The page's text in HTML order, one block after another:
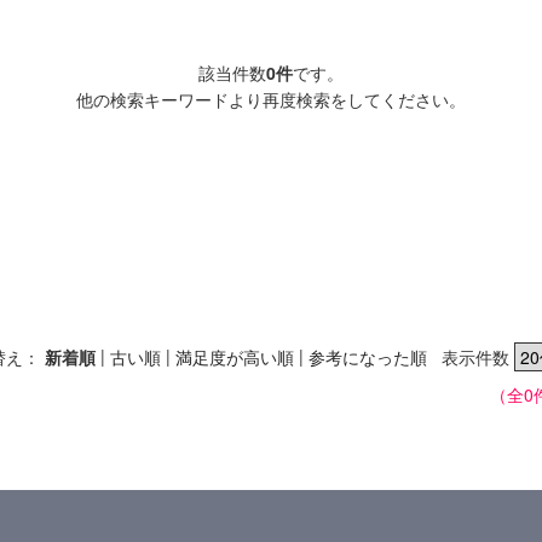
該当件数0件です。
他の検索キーワードより再度検索をしてください。
： 新着順 | 古い順 | 満足度が高い順 | 参考になった順 表示件数
（全